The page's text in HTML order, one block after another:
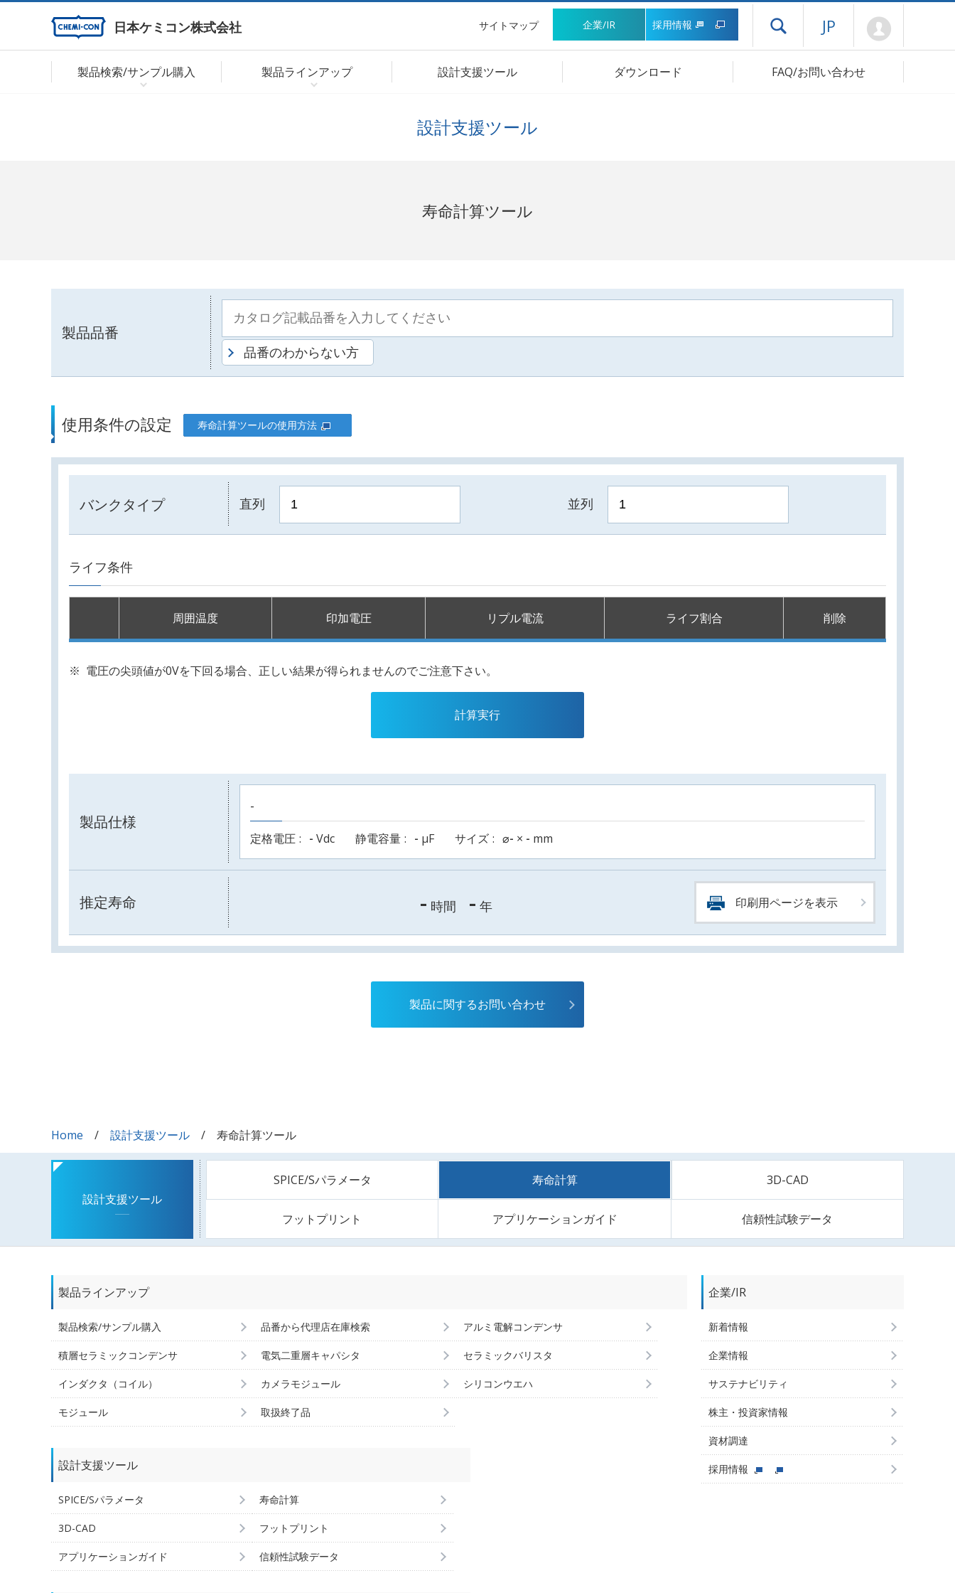
日本ケミコン株式会社 サイトマップ 企業/IR 採用情報 ドロワーメニューを開く
JP
製品検索/サンプル購入 製品ラインアップ 設計支援ツール ダウンロード FAQ/お問い合わせ
設計支援ツール
寿命計算ツール
製品品番
品番のわからない方
使用条件の設定 寿命計算ツールの使用方法
バンクタイプ 直列 並列
ライフ条件
周囲温度 印加電圧 リプル電流 ライフ割合 削除
電圧の尖頭値が0Vを下回る場合、正しい結果が得られませんのでご注意下さい。
計算実行
製品仕様
-
定格電圧 - Vdc 静電容量 - µF サイズ ⌀- × - mm
推定寿命 - 時間 - 年 印刷用ページを表示
製品に関するお問い合わせ
Home 設計支援ツール 寿命計算ツール
設計支援ツール
SPICE/Sパラメータ 寿命計算 3D-CAD
フットプリント アプリケーションガイド 信頼性試験データ
製品ラインアップ
製品検索/サンプル購入 品番から代理店在庫検索 アルミ電解コンデンサ
積層セラミックコンデンサ 電気二重層キャパシタ セラミックバリスタ
インダクタ（コイル） カメラモジュール シリコンウエハ
モジュール 取扱終了品
設計支援ツール
SPICE/Sパラメータ 寿命計算
3D-CAD フットプリント
アプリケーションガイド 信頼性試験データ
企業/IR
新着情報
企業情報
サステナビリティ
株主・投資家情報
資材調達
採用情報